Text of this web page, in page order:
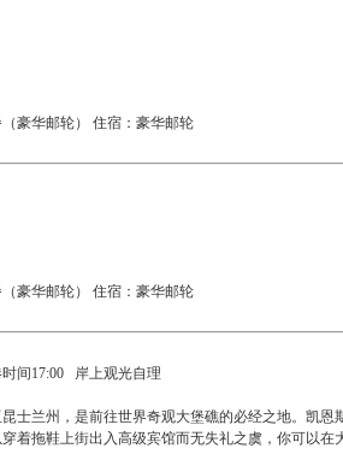
豪华邮轮） 住宿：豪华邮轮
豪华邮轮） 住宿：豪华邮轮
间17:00 岸上观光自理
士兰州，是前往世界奇观大堡礁的必经之地。凯
着拖鞋上街出入高级宾馆而无失礼之虞，你可以